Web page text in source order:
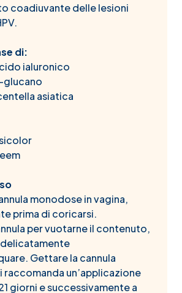
coadiuvante delle lesioni
di:
ialuronico
glucano
asiatica
monodose in vagina,
prima di coricarsi.
per vuotarne il contenuto,
Gettare la cannula
raccomanda un’applicazione
giorni e successivamente a